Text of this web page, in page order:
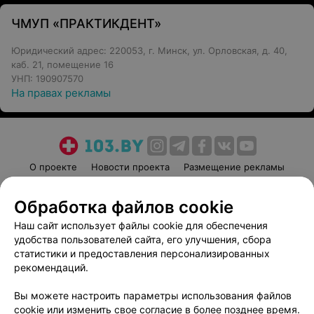
ЧМУП «ПРАКТИКДЕНТ»
Юридический адрес: 220053, г. Минск, ул. Орловская, д. 40,
каб. 21, помещение 16
УНП: 190907570
На правах рекламы
О проекте Новости проекта
Размещение рекламы
Пользовательское соглашение
Способы оплаты
Вакансии
Партнеры
Написать руководителю 103.by
Обработка персональных данных
Обработка файлов cookie
Наш сайт использует файлы cookie для обеспечения
удобства пользователей сайта, его улучшения, сбора
статистики и предоставления персонализированных
рекомендаций.
Вы можете настроить параметры использования файлов
cookie или изменить свое согласие в более позднее время.